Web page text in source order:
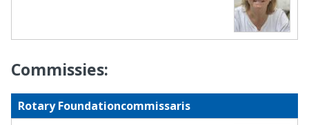
Commissies:
Rotary Foundationcommissaris